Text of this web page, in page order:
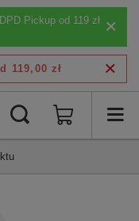
Pickup od 119 zł
119,00 zł